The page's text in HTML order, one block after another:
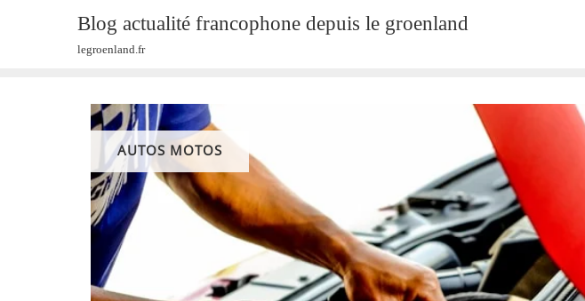
Blog actualité francophone depuis le groenland
legroenland.fr
AUTOS MOTOS